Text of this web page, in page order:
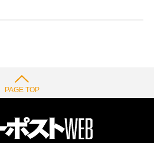
PAGE TOP